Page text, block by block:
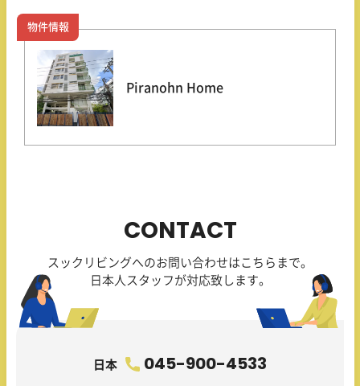
物件情報
Piranohn Home
CONTACT
スックリビングへのお問い合わせはこちらまで。
日本人スタッフが対応致します。
日本 045-900-4533